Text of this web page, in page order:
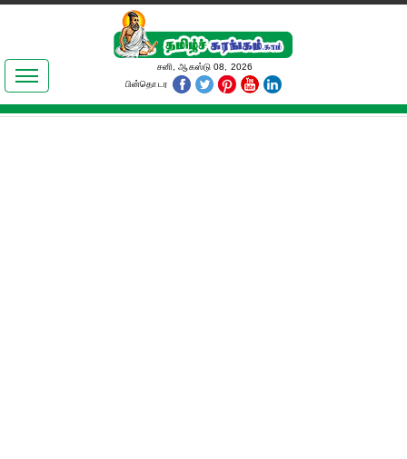
இலக்கியங்கள்
தமிழ் உலகம்
சனி, ஆகஸ்டு 08, 2026
பின்தொடர